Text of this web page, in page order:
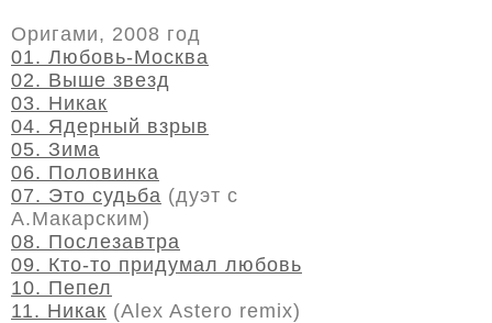
Оригами, 2008 год
01. Любовь-Москва
02. Выше звезд
03. Никак
04. Ядерный взрыв
05. Зима
06. Половинка
07. Это судьба (дуэт с
А.Макарским)
08. Послезавтра
09. Кто-то придумал любовь
10. Пепел
11. Никак (Alex Astero remix)